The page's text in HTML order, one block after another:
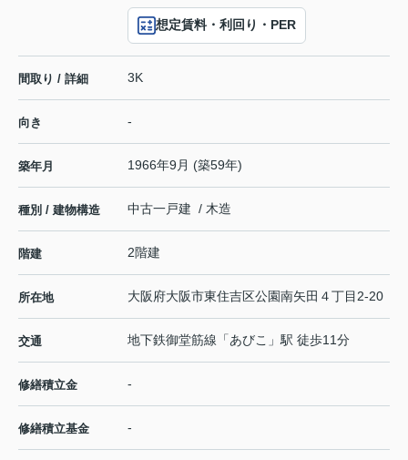
想定賃料・利回り・PER
間取り / 詳細 3K
向き -
築年月 1966年9月 (築59年)
種別 / 建物構造 中古一戸建 / 木造
階建 2階建
所在地 大阪府大阪市東住吉区公園南矢田 ４丁目2-20
交通 地下鉄御堂筋線 「あびこ 」駅 徒歩11分
修繕積立金 -
修繕積立基金 -